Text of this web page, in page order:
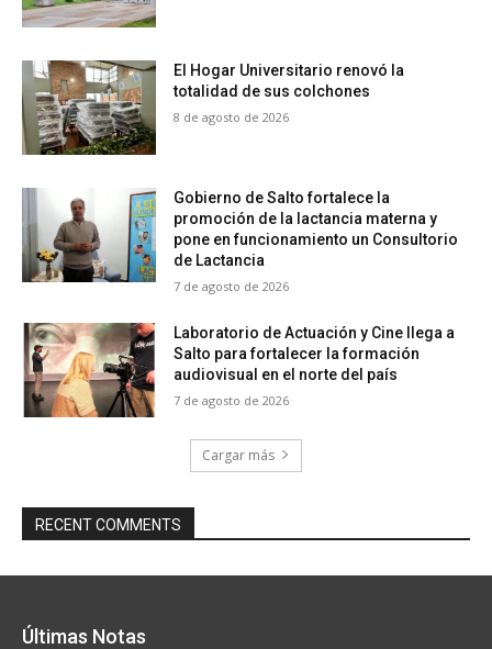
El Hogar Universitario renovó la
totalidad de sus colchones
8 de agosto de 2026
Gobierno de Salto fortalece la
promoción de la lactancia materna y
pone en funcionamiento un Consultorio
de Lactancia
7 de agosto de 2026
Laboratorio de Actuación y Cine llega a
Salto para fortalecer la formación
audiovisual en el norte del país
7 de agosto de 2026
Cargar más
RECENT COMMENTS
Últimas Notas